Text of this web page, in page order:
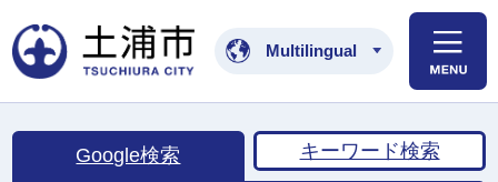
土浦市公式ホームペ
Multilingual
Google検索 キーワード検索